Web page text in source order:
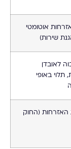
אוטומטי
שירות)
לאובדן
תלוי באופי
האזרחות (החוק